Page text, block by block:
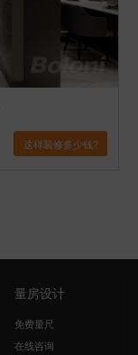
这样装修多少钱?
量房设计
免费量尺
在线咨询